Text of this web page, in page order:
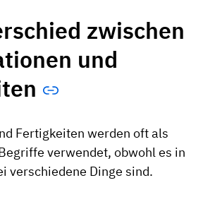
zwischen
und
Fertigkeiten werden oft als
verwendet, obwohl es in
verschiedene Dinge sind.